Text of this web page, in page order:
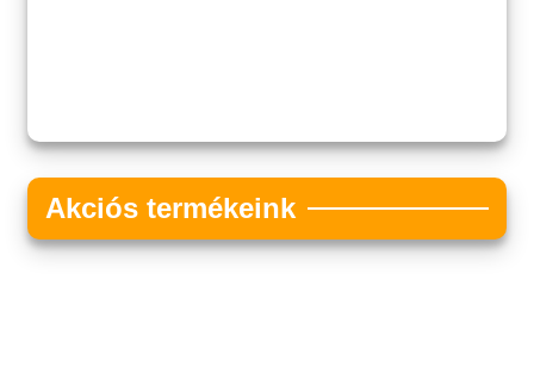
Akciós termékeink